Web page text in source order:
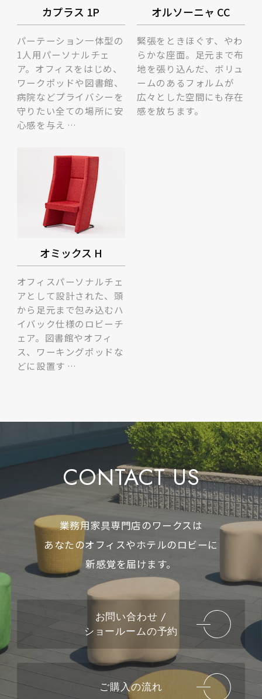
カプラス 1P
パーテーション一体型の
1人用パーソナルチェ
ア。オフィスをはじめ、
ワークポッドや図書館、
病院などプライバシーを
守りたい全ての場所に安
心感を与え …
オルソーニャ CC
緊張をときほぐす、やわ
らかな座面。足元まで布
地を張り込んだ、ボリュ
ームのあるフォルムが
広々とした空間にも存在
感を放ちます。
オミックス H
オフィスパーソナルチェ
アとして設計された、頭
から足元まで包み込むハ
イバック仕様のロビーチ
ェア。図書館やオフィ
ス、ワーキングポッドな
どに設置す …
CONTACT US
業務用家具専門店のワークスは
あなたのオフィスやホテルのロビーに
新感覚を届けます。
お問い合わせ /
ショールームの予約
ご購入の流れ